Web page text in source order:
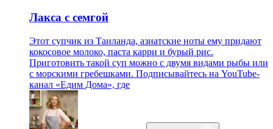
Лакса с семгой
Этот супчик из Таиланда, азиатские ноты ему придают
кокосовое молоко, паста карри и бурый рис.
Приготовить такой суп можно с двумя видами рыбы или
с морскими гребешками. Подписывайтесь на YouTube-
канал «Едим Дома», где